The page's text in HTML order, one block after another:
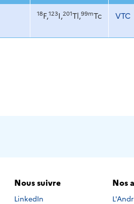
18F,123I,201Tl,99mTc VTC
Nous suivre
Nous suivre sur
LinkedIn
Nos